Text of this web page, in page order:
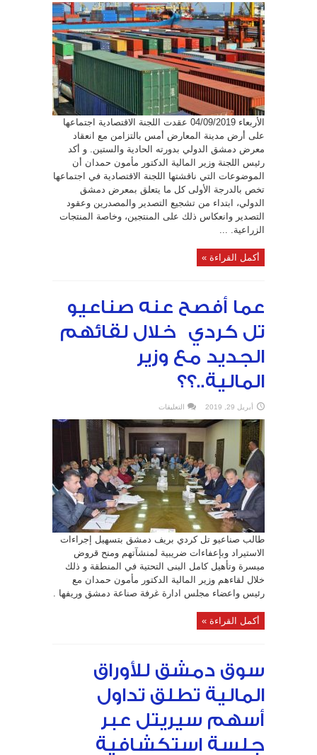
قرار
لدعم
الصادرات
السورية
بنسبة
20
بالمئة
من
قيمتها
مغلقة
الأربعاء 04/09/2019 عقدت اللجنة الاقتصادية اجتماعها
على أرض مدينة المعارض أمس بالتزامن مع انعقاد
معرض دمشق الدولي بدورته الحادية والستين. و أكد
رئيس اللجنة وزير المالية الدكتور مأمون حمدان أن
الموضوعات التي ناقشتها اللجنة الاقتصادية في اجتماعها
تخص بالدرجة الأولى كل ما يتعلق بمعرض دمشق
الدولي، ابتداء من تشجيع التصدير والمصدرين وعقود
التصدير وانعكاس ذلك على المنتجين، وخاصة المنتجات
الزراعية. ...
أكمل القراءة »
عما أفصح عنه صناعيو
تل كردي خلال لقائهم
الجديد مع وزير
المالية..؟؟
أبريل 29, 2019 التعليقات
أفصح
عنه
صناعيو
تل
كردي خلال
لقائهم
الجديد
مع
وزير
المالية..؟؟
مغلقة
طالب صناعيو تل كردي بريف دمشق بتسهيل إجراءات
الاستيراد وبإعفاءات ضريبية لمنشآتهم ومنح قروض
ميسرة وتأهيل كامل البنى التحتية في المنطقة و ذلك
خلال لقاءهم وزير المالية الدكتور مأمون حمدان مع
رئيس واعضاء مجلس ادارة غرفة صناعة دمشق وريفها .
أكمل القراءة »
سوق دمشق للأوراق
المالية تطلق تداول
أسهم سيريتل عبر
جلسة استكشافية